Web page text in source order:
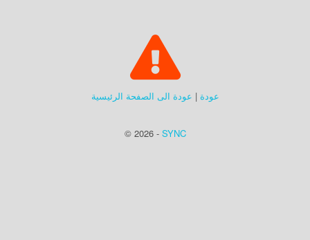
عودة | عودة الى الصفحة الرئيسية
© 2026 - SYNC